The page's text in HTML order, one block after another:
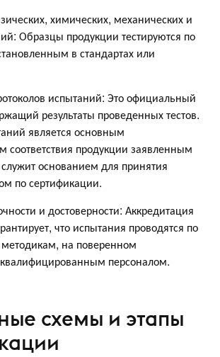
химических, механических и
Образцы продукции тестируются по
в стандартах или
испытаний: Это официальный
результаты проведенных тестов.
является основным
соответствия продукции заявленным
основанием для принятия
по сертификации.
и достоверности: Аккредитация
что испытания проводятся по
на поверенном
персоналом.
схемы и этапы